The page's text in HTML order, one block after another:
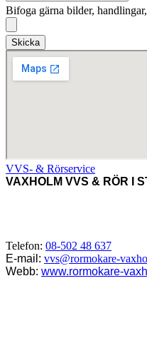
Bifoga gärna bilder,
Skicka
VVS- & Rörservice
VAXHOLM VVS & RÖR I
Telefon: 08-502 48 637
E-mail: vvs@rormokare-
Webb: www.rormokare-